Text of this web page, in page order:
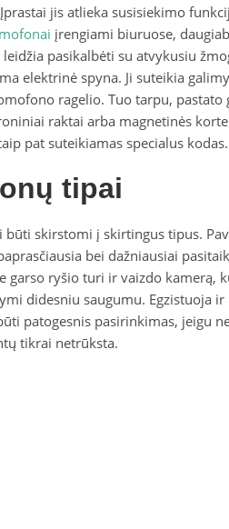
jis atlieka susisiekimo
įrengiami biuruose,
leidžia pasikalbėti su atvykusiu
elektrinė spyna. Ji suteikia
ragelio. Tuo tarpu,
raktai arba magnetinės
pat suteikiamas specialus
tipai
būti skirstomi į skirtingus tipus.
bei dažniausiai
garso ryšio turi ir vaizdo kamerą,
didesniu saugumu. Egzistuoja
patogesnis pasirinkimas, jeigu
tikrai netrūksta.